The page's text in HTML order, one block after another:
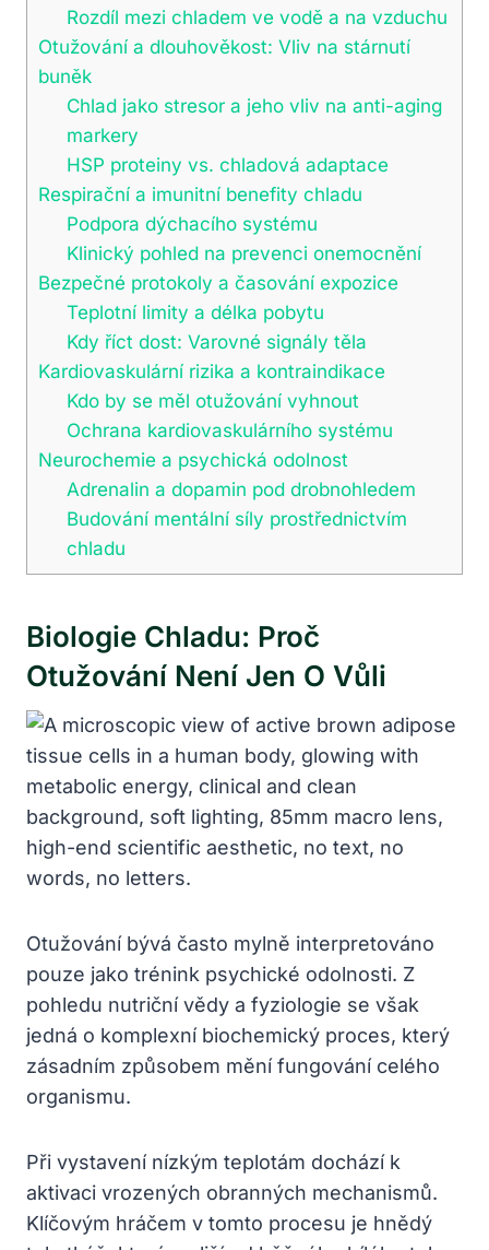
Rozdíl mezi chladem ve vodě a na vzduchu
Otužování a dlouhověkost: Vliv na stárnutí
buněk
Chlad jako stresor a jeho vliv na anti-aging
markery
HSP proteiny vs. chladová adaptace
Respirační a imunitní benefity chladu
Podpora dýchacího systému
Klinický pohled na prevenci onemocnění
Bezpečné protokoly a časování expozice
Teplotní limity a délka pobytu
Kdy říct dost: Varovné signály těla
Kardiovaskulární rizika a kontraindikace
Kdo by se měl otužování vyhnout
Ochrana kardiovaskulárního systému
Neurochemie a psychická odolnost
Adrenalin a dopamin pod drobnohledem
Budování mentální síly prostřednictvím
chladu
Biologie Chladu: Proč
Otužování Není Jen O Vůli
Otužování bývá často mylně interpretováno
pouze jako trénink psychické odolnosti. Z
pohledu nutriční vědy a fyziologie se však
jedná o komplexní biochemický proces, který
zásadním způsobem mění fungování celého
organismu.
Při vystavení nízkým teplotám dochází k
aktivaci vrozených obranných mechanismů.
Klíčovým hráčem v tomto procesu je hnědý